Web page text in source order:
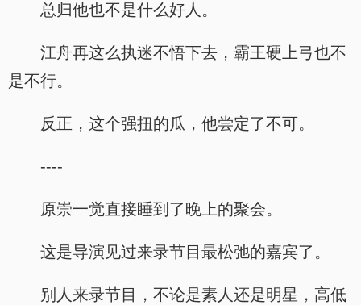
总归他也不是什么好人。
江舟再这么执迷不悟下去，霸王硬上弓也不
是不行。
反正，这个强扭的瓜，他尝定了不可。
----
原崇一觉直接睡到了晚上的聚会。
这是导演见过来录节目最松弛的嘉宾了。
别人来录节目，不论是素人还是明星，高低